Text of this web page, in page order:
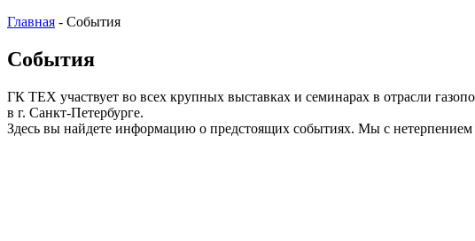
Главная - События
События
ГК ТЕХ участвует во всех крупных выставках и семинарах в отрасли
в г. Санкт-Петербурге.
Здесь вы найдете информацию о предстоящих событиях. Мы с